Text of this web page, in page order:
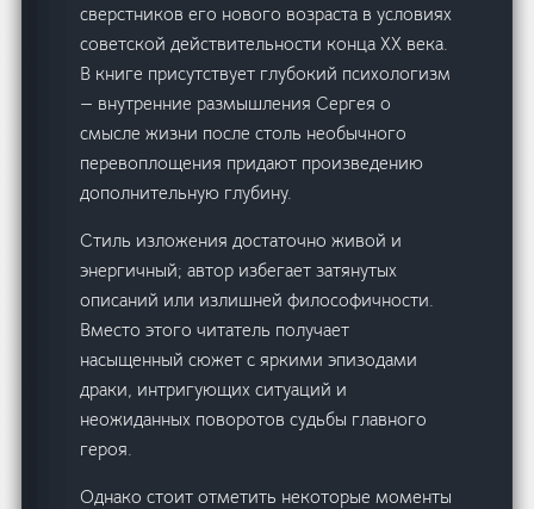
сверстников его нового возраста в условиях
советской действительности конца XX века.
В книге присутствует глубокий психологизм
— внутренние размышления Сергея о
смысле жизни после столь необычного
перевоплощения придают произведению
дополнительную глубину.
Стиль изложения достаточно живой и
энергичный; автор избегает затянутых
описаний или излишней философичности.
Вместо этого читатель получает
насыщенный сюжет с яркими эпизодами
драки, интригующих ситуаций и
неожиданных поворотов судьбы главного
героя.
Однако стоит отметить некоторые моменты